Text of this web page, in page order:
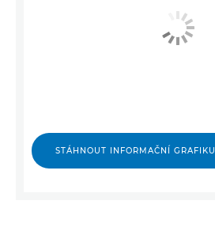
STÁHNOUT INFORMAČNÍ GRAFIKU